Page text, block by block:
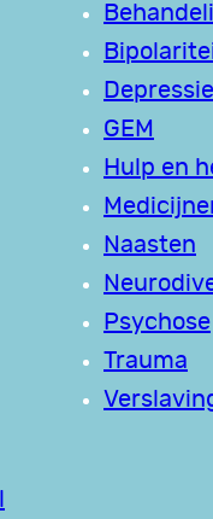
Depressie
GEM
Hulp en
Naasten
Psychose
Trauma